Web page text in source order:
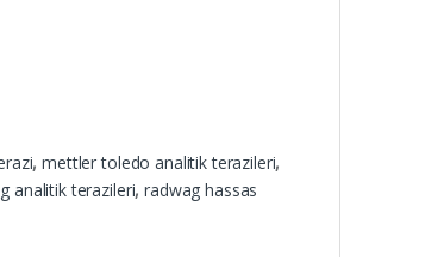
,mettler toledo analitik terazileri,
analitik terazileri,radwag hassas